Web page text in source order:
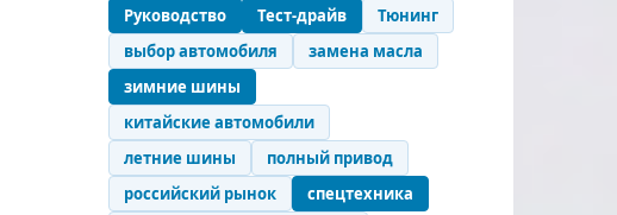
Руководство
Тест-драйв
Тюнинг
выбор автомобиля
замена масла
зимние шины
китайские автомобили
летние шины
полный привод
российский рынок
спецтехника